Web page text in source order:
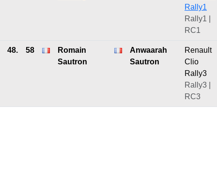
Rally1
Rally1 |
RC1
48. 58
Romain
Sautron
Anwaarah
Sautron
Renault
Clio
Rally3
Rally3 |
RC3